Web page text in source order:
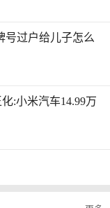
号过户给儿子怎么
:小米汽车14.99万